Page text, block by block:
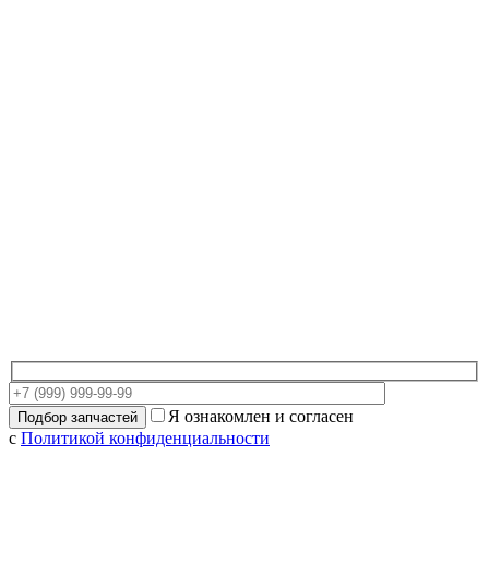
Я ознакомлен и согласен
с Политикой конфиденциальности